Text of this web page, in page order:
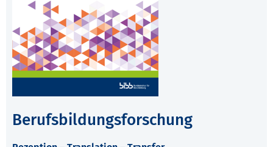
Berufsbildungsforschung